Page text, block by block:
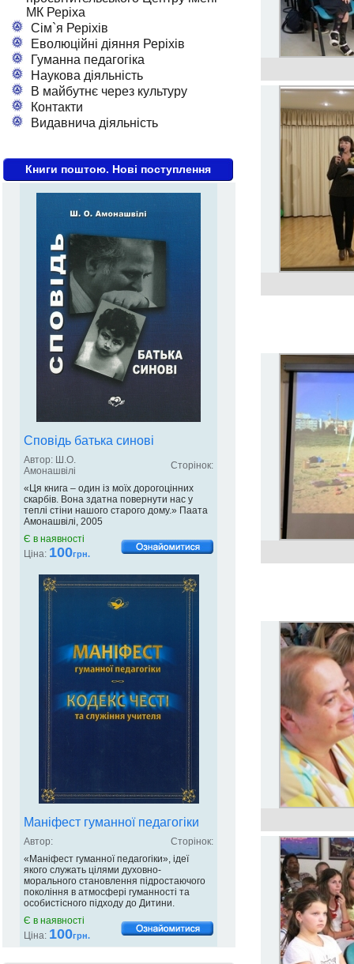
МК Реріха
Сім`я Реріхів
Еволюційні діяння Реріхів
Гуманна педагогіка
Наукова діяльність
В майбутнє через культуру
Контакти
Видавнича діяльність
Книги поштою. Нові поступлення
Сповідь батька синові
Автор: Ш.О.
Амонашвілі
Сторінок:
«Ця книга – один із моїх дорогоцінних
скарбів. Вона здатна повернути нас у
теплі стіни нашого старого дому.» Паата
Амонашвілі, 2005
Є в наявності
Ціна: 100грн.
Маніфест гуманної педагогіки
Автор:
Сторінок:
«Маніфест гуманної педагогіки», ідеї
якого служать цілями духовно-
морального становлення підростаючого
покоління в атмосфері гуманності та
особистісного підходу до Дитини.
Є в наявності
Ціна: 100грн.